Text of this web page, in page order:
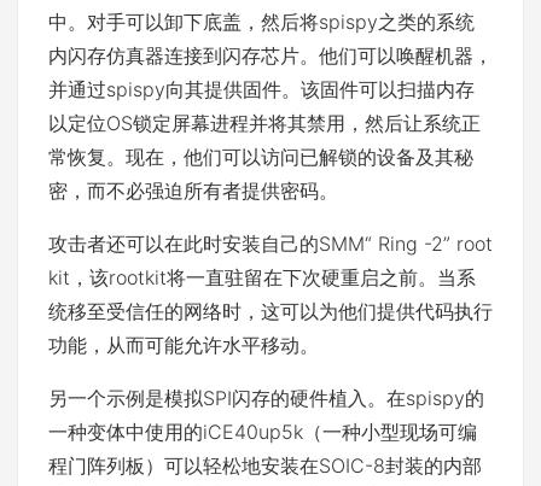
中。对手可以卸下底盖，然后将spispy之类的系统
内闪存仿真器连接到闪存芯片。他们可以唤醒机器，
并通过spispy向其提供固件。该固件可以扫描内存
以定位OS锁定屏幕进程并将其禁用，然后让系统正
常恢复。现在，他们可以访问已解锁的设备及其秘
密，而不必强迫所有者提供密码。
攻击者还可以在此时安装自己的SMM“ Ring -2” root
kit，该rootkit将一直驻留在下次硬重启之前。当系
统移至受信任的网络时，这可以为他们提供代码执行
功能，从而可能允许水平移动。
另一个示例是模拟SPI闪存的硬件植入。在spispy的
一种变体中使用的iCE40up5k（一种小型现场可编
程门阵列板）可以轻松地安装在SOIC-8封装的内部